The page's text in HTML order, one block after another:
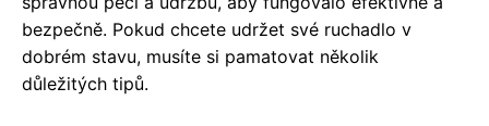
bezpečně. Pokud chcete udržet své ruchadlo v
dobrém stavu, musíte si pamatovat několik
důležitých tipů.